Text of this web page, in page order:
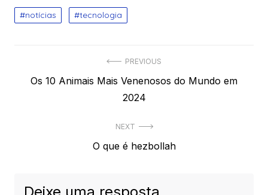
notícias tecnologia
de
PREVIOUS
Previous
Os 10 Animais Mais Venenosos do Mundo em
2024
NEXT
Next
O que é hezbollah